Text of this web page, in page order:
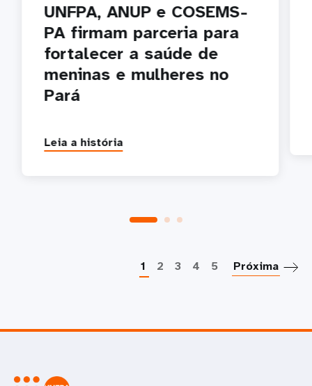
UNFPA, ANUP e COSEMS-
PA firmam parceria para
fortalecer a saúde de
meninas e mulheres no
Pará
Leia a história
1 2 3 4 5 Próxima